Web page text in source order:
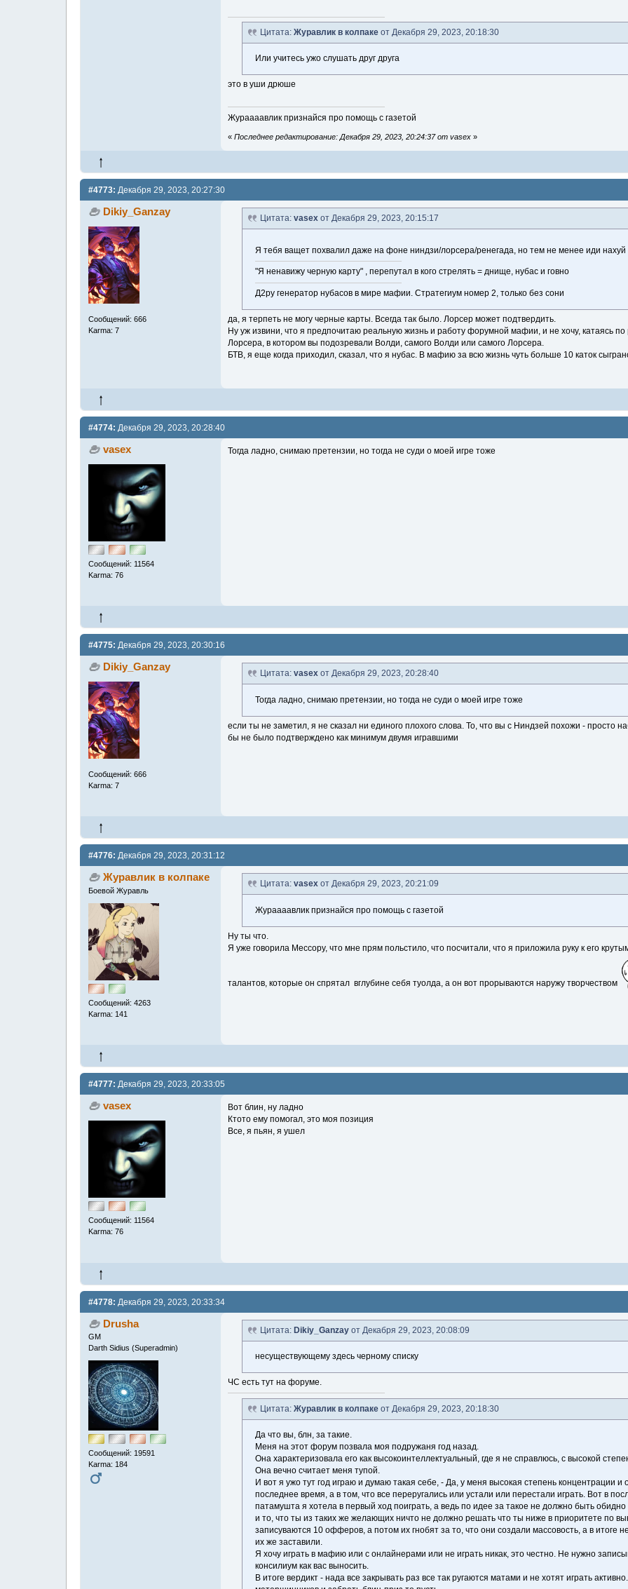
Цитата:Журавлик в колпаке от Декабря 29, 2023, 20:18:30
Или учитесь ужо слушать друг друга
это в уши дрюше
Жураааавлик признайся про помощь с газетой
«Последнее редактирование: Декабря 29, 2023, 20:24:37 от vasex »
#4773: Декабря 29, 2023, 20:27:30
Dikiy_Ganzay
Сообщений: 666
Karma: 7
Цитата:vasex от Декабря 29, 2023, 20:15:17
Я тебя ващет похвалил даже на фоне ниндзи/лорсера/ренегада, но тем не менее иди
"Я ненавижу черную карту" , перепутал в кого стрелять = днище, нубас и говно
Д2ру генератор нубасов в мире мафии. Стратегиум номер 2, только без сони
да, я терпеть не могу черные карты. Всегда так было. Лорсер может подтвердить.
Ну уж извини, что я предпочитаю реальную жизнь и работу форумной мафии, и не хочу, катаясь
Лорсера, в котором вы подозревали Волди, самого Волди или самого Лорсера.
БТВ, я еще когда приходил, сказал, что я нубас. В мафию за всю жизнь чуть больше 10 каток
#4774: Декабря 29, 2023, 20:28:40
vasex
Сообщений: 11564
Karma: 76
Тогда ладно, снимаю претензии, но тогда не суди о моей игре тоже
#4775: Декабря 29, 2023, 20:30:16
Dikiy_Ganzay
Сообщений: 666
Karma: 7
Цитата:vasex от Декабря 29, 2023, 20:28:40
Тогда ладно, снимаю претензии, но тогда не суди о моей игре тоже
если ты не заметил, я не сказал ни единого плохого слова. То, что вы с Ниндзей похожи - просто
бы не было подтверждено как минимум двумя игравшими
#4776: Декабря 29, 2023, 20:31:12
Журавлик в колпаке
Боевой Журавль
Сообщений: 4263
Karma: 141
Цитата:vasex от Декабря 29, 2023, 20:21:09
Жураааавлик признайся про помощь с газетой
Ну ты что.
Я уже говорила Мессору, что мне прям польстило, что посчитали, что я приложила руку к его
талантов, которые он спрятал вглубине себя туолда, а он вот прорываются наружу творчеством
#4777: Декабря 29, 2023, 20:33:05
vasex
Сообщений: 11564
Karma: 76
Вот блин, ну ладно
Ктото ему помогал, это моя позиция
Все, я пьян, я ушел
#4778: Декабря 29, 2023, 20:33:34
Drusha
GM
Darth Sidius (Superadmin)
Сообщений: 19591
Karma: 184
Цитата:Dikiy_Ganzay от Декабря 29, 2023, 20:08:09
несуществующему здесь черному списку
ЧС есть тут на форуме.
Цитата:Журавлик в колпаке от Декабря 29, 2023, 20:18:30
Да что вы, блн, за такие.
Меня на этот форум позвала моя подружаня год назад.
Она характеризовала его как высокоинтеллектуальный, где я не справлюсь, с высокой
Она вечно считает меня тупой.
И вот я ужо тут год играю и думаю такая себе, - Да, у меня высокая степень концентрации
последнее время, а в том, что все переругались или устали или перестали играть. Вот в
патамушта я хотела в первый ход поиграть, а ведь по идее за такое не должно быть
и то, что ты из таких же желающих ничто не должно решать что ты ниже в приоритете по
записуваются 10 офферов, а потом их гнобят за то, что они создали массовость, а в итоге
их же заставили.
Я хочу играть в мафию или с онлайнерами или не играть никак, это честно. Не нужно
консилиум как вас выносить.
В итоге вердикт - нада все закрывать раз все так ругаются матами и не хотят играть